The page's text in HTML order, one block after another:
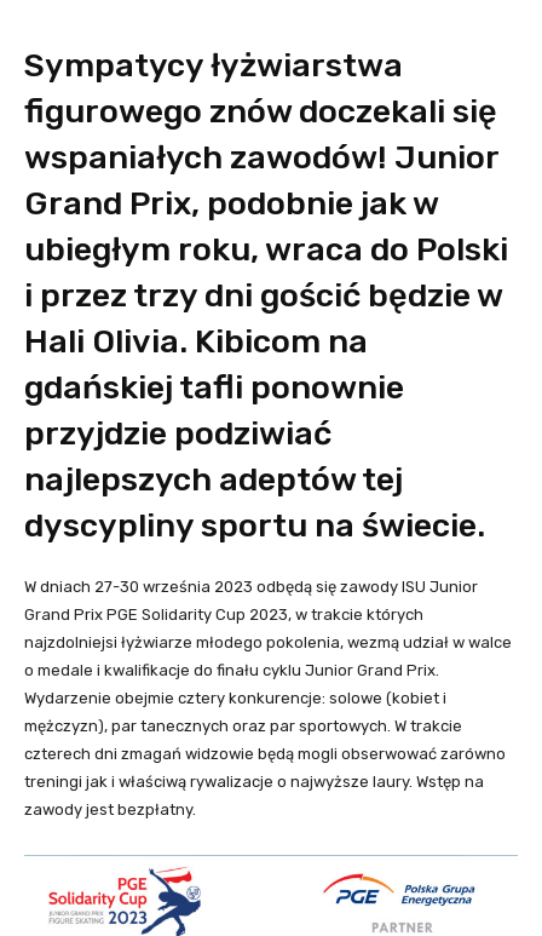
Sympatycy łyżwiarstwa
figurowego znów doczekali się
wspaniałych zawodów! Junior
Grand Prix, podobnie jak w
ubiegłym roku, wraca do Polski
i przez trzy dni gościć będzie w
Hali Olivia. Kibicom na
gdańskiej tafli ponownie
przyjdzie podziwiać
najlepszych adeptów tej
dyscypliny sportu na świecie.
W dniach 27-30 września 2023 odbędą się zawody ISU Junior
Grand Prix PGE Solidarity Cup 2023, w trakcie których
najzdolniejsi łyżwiarze młodego pokolenia, wezmą udział w walce
o medale i kwalifikacje do finału cyklu Junior Grand Prix.
Wydarzenie obejmie cztery konkurencje: solowe (kobiet i
mężczyzn), par tanecznych oraz par sportowych. W trakcie
czterech dni zmagań widzowie będą mogli obserwować zarówno
treningi jak i właściwą rywalizacje o najwyższe laury. Wstęp na
zawody jest bezpłatny.